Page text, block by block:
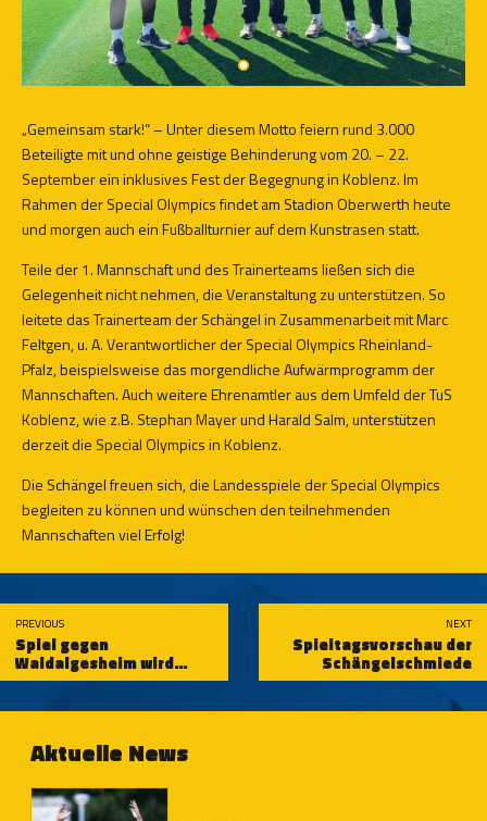
„Gemeinsam stark!“ – Unter diesem Motto feiern rund 3.000
Beteiligte mit und ohne geistige Behinderung vom 20. – 22.
September ein inklusives Fest der Begegnung in Koblenz. Im
Rahmen der Special Olympics findet am Stadion Oberwerth heute
und morgen auch ein Fußballturnier auf dem Kunstrasen statt.
Teile der 1. Mannschaft und des Trainerteams ließen sich die
Gelegenheit nicht nehmen, die Veranstaltung zu unterstützen. So
leitete das Trainerteam der Schängel in Zusammenarbeit mit Marc
Feltgen, u. A. Verantwortlicher der Special Olympics Rheinland-
Pfalz, beispielsweise das morgendliche Aufwärmprogramm der
Mannschaften. Auch weitere Ehrenamtler aus dem Umfeld der TuS
Koblenz, wie z.B. Stephan Mayer und Harald Salm, unterstützen
derzeit die Special Olympics in Koblenz.
Die Schängel freuen sich, die Landesspiele der Special Olympics
begleiten zu können und wünschen den teilnehmenden
Mannschaften viel Erfolg!
PREVIOUS
Spiel gegen
Waldalgesheim wird
später angepfiffen
NEXT
Spieltagsvorschau der
Schängelschmiede
Aktuelle News